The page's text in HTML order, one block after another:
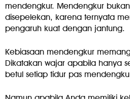
mendengkur. Mendengkur
disepelekan, karena ternyata
pengaruh kuat dengan jantung.
Kebiasaan mendengkur
Dikatakan wajar apabila hanya
betul setiap tidur pas